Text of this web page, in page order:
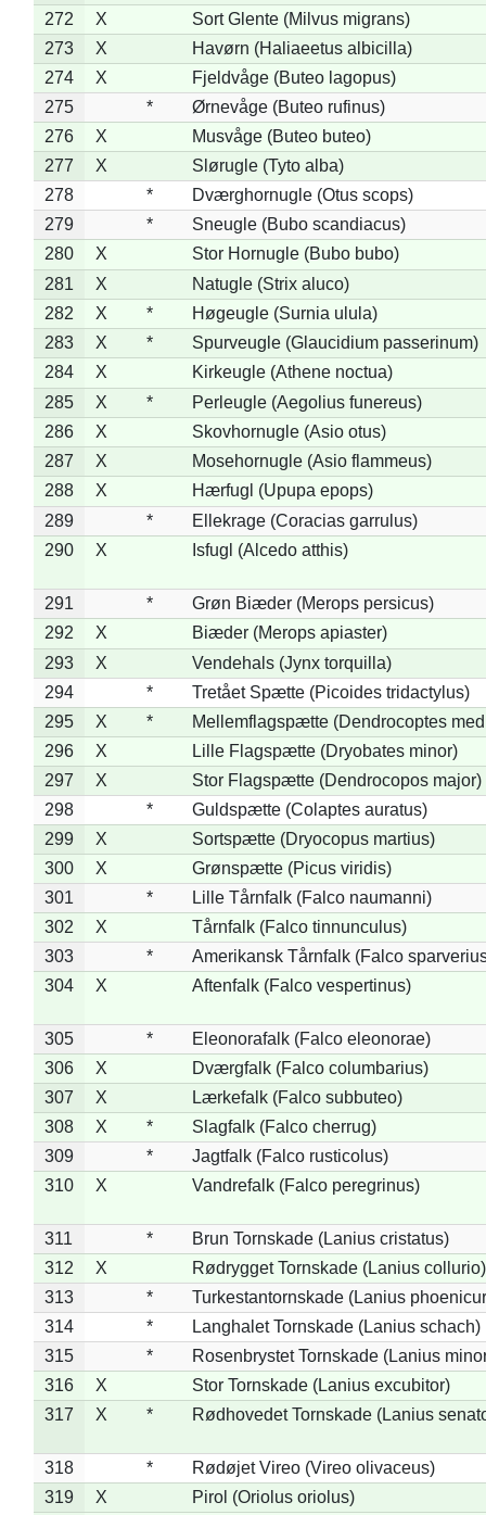
272
X
Sort Glente (Milvus migrans)
273
X
Havørn (Haliaeetus albicilla)
274
X
Fjeldvåge (Buteo lagopus)
275
*
Ørnevåge (Buteo rufinus)
276
X
Musvåge (Buteo buteo)
277
X
Slørugle (Tyto alba)
278
*
Dværghornugle (Otus scops)
279
*
Sneugle (Bubo scandiacus)
280
X
Stor Hornugle (Bubo bubo)
281
X
Natugle (Strix aluco)
282
X *
Høgeugle (Surnia ulula)
283
X *
Spurveugle (Glaucidium passerinum)
284
X
Kirkeugle (Athene noctua)
285
X *
Perleugle (Aegolius funereus)
286
X
Skovhornugle (Asio otus)
287
X
Mosehornugle (Asio flammeus)
288
X
Hærfugl (Upupa epops)
289
*
Ellekrage (Coracias garrulus)
290
X Isfugl (Alcedo atthis)
291 *
Grøn Biæder (Merops persicus)
292
X
Biæder (Merops apiaster)
293
X
Vendehals (Jynx torquilla)
294
*
Tretået Spætte (Picoides tridactylus)
295
X *
Mellemflagspætte (Dendrocoptes
296
X
Lille Flagspætte (Dryobates minor)
297
X
Stor Flagspætte (Dendrocopos major)
298
*
Guldspætte (Colaptes auratus)
299
X
Sortspætte (Dryocopus martius)
300
X
Grønspætte (Picus viridis)
301
*
Lille Tårnfalk (Falco naumanni)
302
X
Tårnfalk (Falco tinnunculus)
303
*
Amerikansk Tårnfalk (Falco
304
X Aftenfalk (Falco vespertinus)
305 *
Eleonorafalk (Falco eleonorae)
306
X
Dværgfalk (Falco columbarius)
307
X
Lærkefalk (Falco subbuteo)
308
X *
Slagfalk (Falco cherrug)
309
*
Jagtfalk (Falco rusticolus)
310
X Vandrefalk (Falco peregrinus)
311 *
Brun Tornskade (Lanius cristatus)
312
X
Rødrygget Tornskade (Lanius collurio)
313
*
Turkestantornskade (Lanius
314
*
Langhalet Tornskade (Lanius schach)
315
*
Rosenbrystet Tornskade (Lanius
316
X
Stor Tornskade (Lanius excubitor)
317
X * Rødhovedet Tornskade (Lanius
318 *
Rødøjet Vireo (Vireo olivaceus)
319
X
Pirol (Oriolus oriolus)